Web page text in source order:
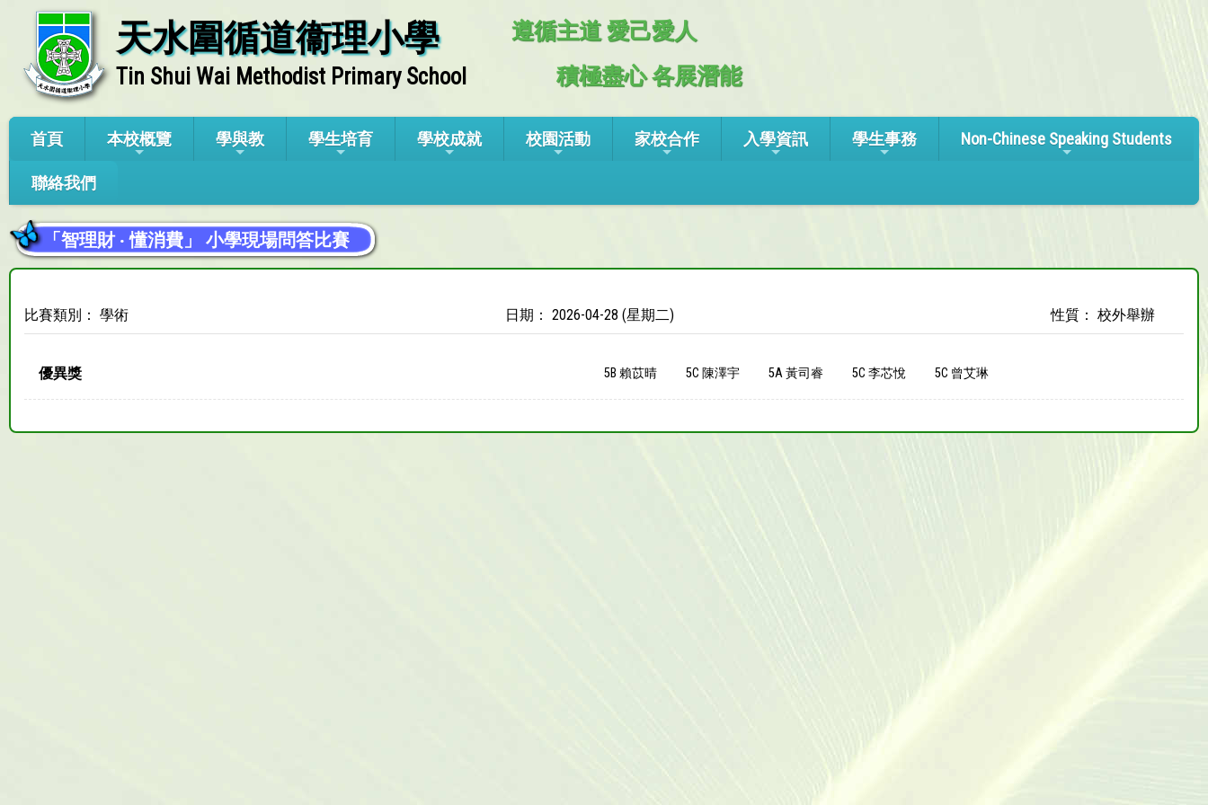
天水圍循道衞理小學
Tin Shui Wai Methodist Primary School
遵循主道 愛己愛人
積極盡心 各展潛能
首頁 本校概覽 學與教 學生培育 學校成就 校園活動 家校合作 入學資訊 學生事務 Non-Chinese Speaking Students
聯絡我們
「智理財 ‧ 懂消費」 小學現場問答比賽
比賽類別： 學術 日期： 2026-04-28 (星期二) 性質： 校外舉辦
優異獎 5B 賴苡晴 5C 陳澤宇 5A 黃司睿 5C 李芯悅 5C 曾艾琳